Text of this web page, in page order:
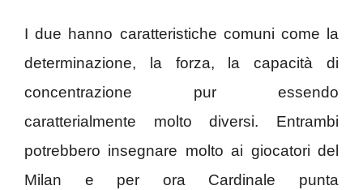
I due hanno caratteristiche comuni come la
determinazione, la forza, la capacità di
concentrazione pur essendo
caratterialmente molto diversi. Entrambi
potrebbero insegnare molto ai giocatori del
Milan e per ora Cardinale punta